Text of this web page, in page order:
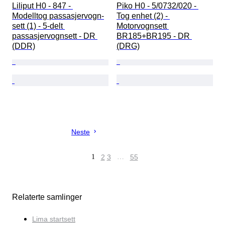
Liliput H0 - 847 -
Modelltog passasjervogn-
sett (1) - 5-delt
passasjervognsett - DR
(DDR)
Piko H0 - 5/0732/020 -
Tog enhet (2) -
Motorvognsett
BR185+BR195 - DR
(DRG)
Neste
1 2 3 … 55
Relaterte samlinger
Lima startsett